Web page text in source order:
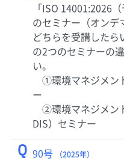
「ISO 14001:2026
のセミナー（オンデ
どちらを受講したら
の2つのセミナーの
い。
①環境マネジメン
ー
②環境マネジメン
DIS）セミナー
Q 90号 （2025年）